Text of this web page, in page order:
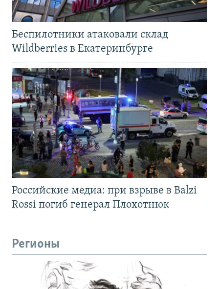
Беспилотники атаковали склад
Wildberries в Екатеринбурге
Российские медиа: при взрыве в Balzi
Rossi погиб генерал Плохотнюк
Регионы